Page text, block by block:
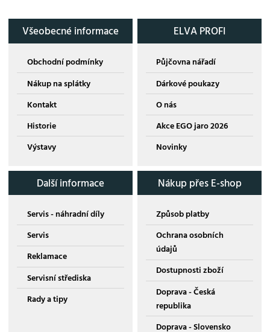
Všeobecné informace
Obchodní podmínky
Nákup na splátky
Kontakt
Historie
Výstavy
ELVA PROFI
Půjčovna nářadí
Dárkové poukazy
O nás
Akce EGO jaro 2026
Novinky
Další informace
Servis - náhradní díly
Servis
Reklamace
Servisní střediska
Rady a tipy
Nákup přes E-shop
Způsob platby
Ochrana osobních
údajů
Dostupnosti zboží
Doprava - Česká
republika
Doprava - Slovensko